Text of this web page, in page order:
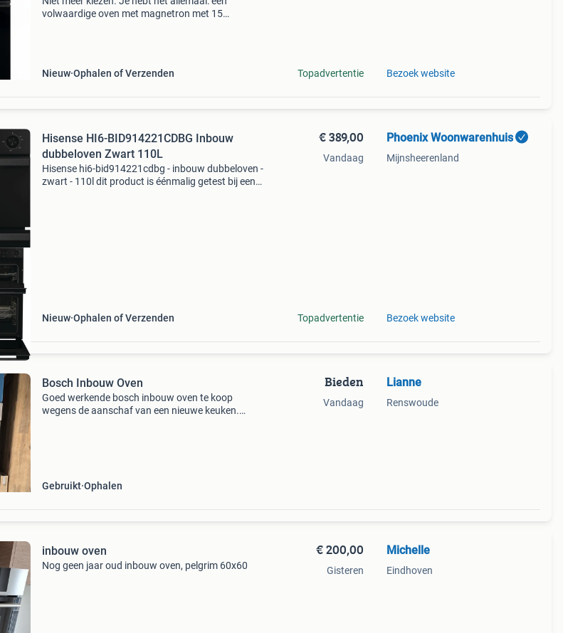
volwaardige oven met magnetron met 15
Nieuw Ophalen of Verzenden Topadvertentie Bezoek website
Hisense HI6-BID914221CDBG Inbouw
dubbeloven Zwart 110L
Hisense hi6-bid914221cdbg - inbouw dubbeloven -
zwart - 110l dit product is éénmalig getest bij een
Nieuw Ophalen of Verzenden
€ 389,00
Vandaag
Topadvertentie
Phoenix Woonwarenhuis
Mijnsheerenland
Bezoek website
Bosch Inbouw Oven
Goed werkende bosch inbouw oven te koop
wegens de aanschaf van een nieuwe keuken.
Gebruikt Ophalen
Bieden
Vandaag
Lianne
Renswoude
inbouw oven
Nog geen jaar oud inbouw oven, pelgrim 60x60
€ 200,00
Gisteren
Michelle
Eindhoven